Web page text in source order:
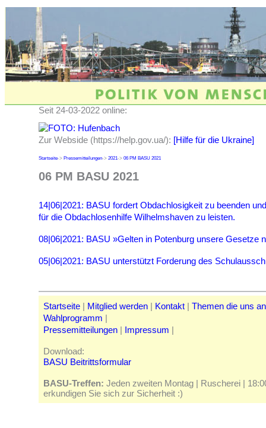
Seit 24-03-2022 online:
Zur Webside (https://help.gov.ua/): [Hilfe für die Ukraine]
Startseite-> Pressemitteilungen-> 2021-> 06 PM BASU 2021
06 PM BASU 2021
14|06|2021: BASU fordert Obdachlosigkeit zu beenden
für die Obdachlosenhilfe Wilhelmshaven zu leisten.
08|06|2021: BASU »Gelten in Potenburg unsere Gesetze
05|06|2021: BASU unterstützt Forderung des
Startseite | Mitglied werden | Kontakt | Themen die uns
Wahlprogramm |
Pressemitteilungen | Impressum |
Download:
BASU Beitrittsformular
BASU-Treffen: Jeden zweiten Montag | Ruscherei |
erkundigen Sie sich zur Sicherheit :)